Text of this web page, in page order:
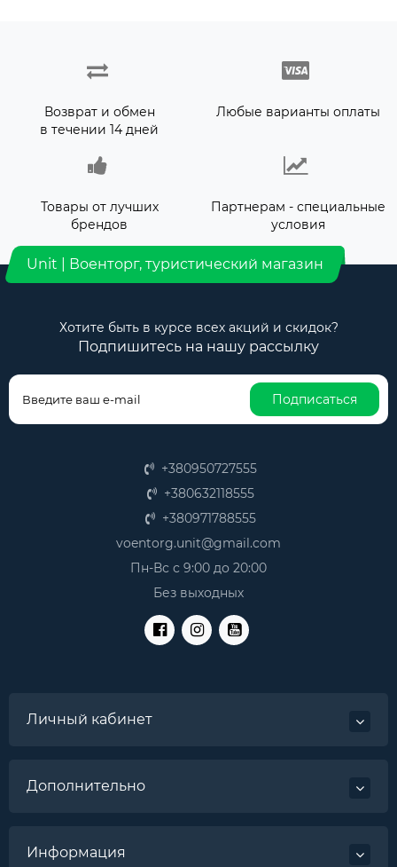
Возврат и обмен
в течении 14 дней
Любые варианты оплаты
Товары от лучших
брендов
Партнерам - специальные
условия
Unit | Военторг, туристический магазин
Хотите быть в курсе всех акций и скидок?
Подпишитесь на нашу рассылку
Подписаться
+380950727555
+380632118555
+380971788555
voentorg.unit@gmail.com
Пн-Вс с 9:00 до 20:00
Без выходных
Личный кабинет
Дополнительно
Информация